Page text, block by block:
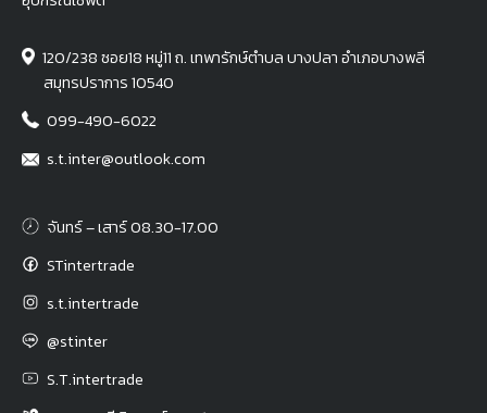
120/238 ซอย18 หมู่11 ถ. เทพารักษ์ตำบล บางปลา อำเภอบางพลี
สมุทรปราการ 10540
099-490-6022
s.t.inter@outlook.com
จันทร์ – เสาร์ 08.30-17.00
STintertrade
s.t.intertrade
@stinter
S.T.intertrade